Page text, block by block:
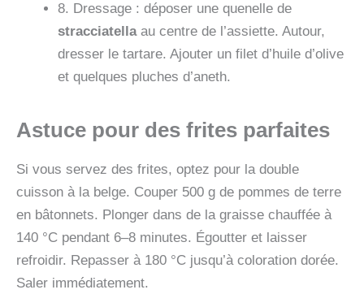
8. Dressage : déposer une quenelle de
stracciatellaau centre de l’assiette. Autour,
dresser le tartare. Ajouter un filet d’huile d’olive
et quelques pluches d’aneth.
Astuce pour des frites parfaites
Si vous servez des frites, optez pour la double
cuisson à la belge. Couper 500 g de pommes de terre
en bâtonnets. Plonger dans de la graisse chauffée à
140 °C pendant 6–8 minutes. Égoutter et laisser
refroidir. Repasser à 180 °C jusqu’à coloration dorée.
Saler immédiatement.